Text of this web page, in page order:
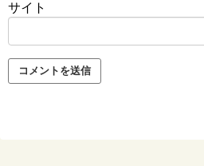
サイト